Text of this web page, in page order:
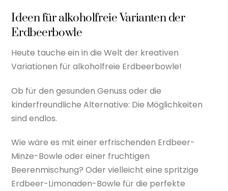
Ideen für alkoholfreie Varianten der
Erdbeerbowle
Heute tauche ein in die Welt der kreativen
Variationen für alkoholfreie Erdbeerbowle!
Ob für den gesunden Genuss oder die
kinderfreundliche Alternative: Die Möglichkeiten
sind endlos.
Wie wäre es mit einer erfrischenden Erdbeer-
Minze-Bowle oder einer fruchtigen
Beerenmischung? Oder vielleicht eine spritzige
Erdbeer-Limonaden-Bowle für die perfekte